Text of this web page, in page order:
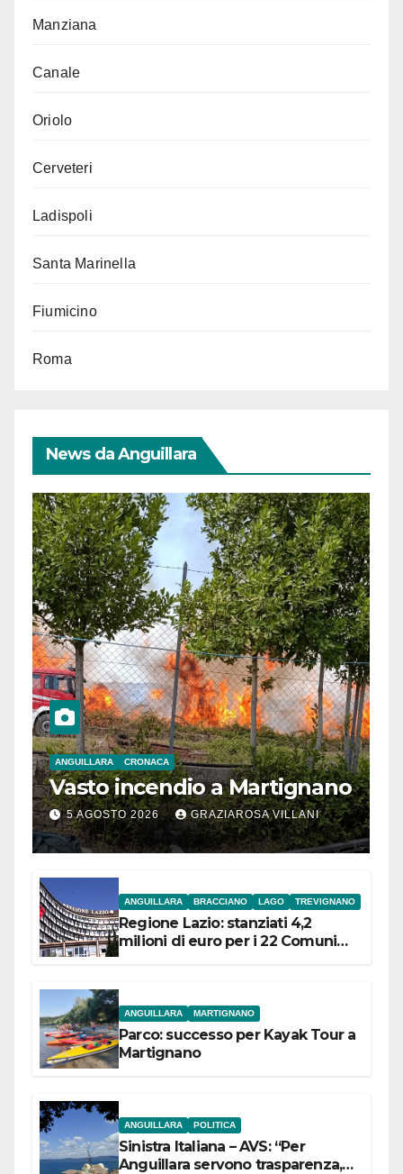
Manziana
Canale
Oriolo
Cerveteri
Ladispoli
Santa Marinella
Fiumicino
Roma
News da Anguillara
ANGUILLARA CRONACA
Vasto incendio a Martignano
5 AGOSTO 2026 GRAZIAROSA VILLANI
ANGUILLARA BRACCIANO LAGO TREVIGNANO
Regione Lazio: stanziati 4,2
milioni di euro per i 22 Comuni
ANGUILLARA MARTIGNANO
Parco: successo per Kayak Tour a
Martignano
ANGUILLARA POLITICA
Sinistra Italiana – AVS: “Per
Anguillara servono trasparenza,